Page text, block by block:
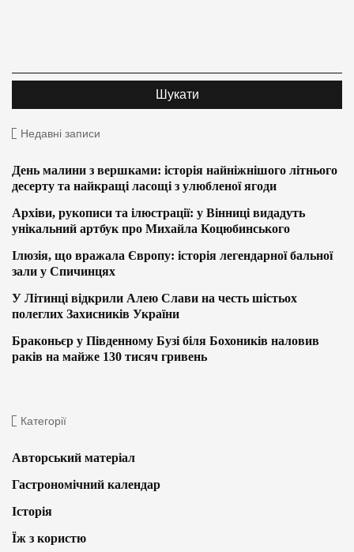
Недавні записи
День малини з вершками: історія найніжнішого літнього
десерту та найкращі ласощі з улюбленої ягоди
Архіви, рукописи та ілюстрації: у Вінниці видадуть
унікальний артбук про Михайла Коцюбинського
Ілюзія, що вражала Європу: історія легендарної бальної
зали у Спичинцях
У Літинці відкрили Алею Слави на честь шістьох
полеглих Захисників України
Браконьєр у Південному Бузі біля Бохоників наловив
раків на майже 130 тисяч гривень
Категорії
Авторський матеріал
Гастрономічний календар
Історія
Їж з користю